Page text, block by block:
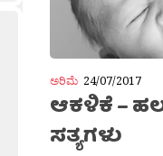
ಅರಿಮೆ 24/07/2017
ಆಕಳಿಕೆ –
ಸತ್ಯಗಳು